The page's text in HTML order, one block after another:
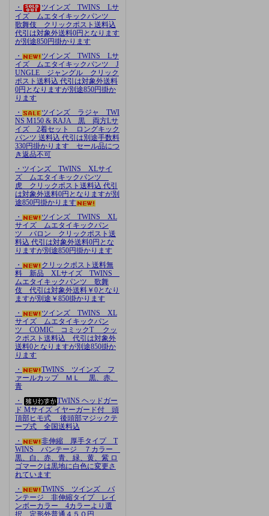
・
ツインズ TWINS Lサ
イズ ムエタイキックパンツ
歌舞伎 クリックポスト送料込
代引は対象外送料0円となります
が別途850円掛かります
・
ツインズ TWINS Lサ
イズ ムエタイキックパンツ J
UNGLE ジャングル クリック
ポスト送料込 代引は対象外送料
0円となりますが別途850円掛か
ります
・
ツインズ ラジャ TWI
NS M150 & RAJA 黒 両方Lサ
イズ 2着セット ロングキック
パンツ 送料込 代引は別途手数料
330円掛かります セール品につ
き返品不可
・ツインズ TWINS XLサイ
ズ ムエタイキックパンツ
虎 クリックポスト送料込 代引
は対象外送料0円となりますが別
途850円掛かります
・
ツインズ TWINS XL
サイズ ムエタイキックパン
ツ バロン クリックポスト送
料込 代引は対象外送料0円とな
りますが別途850円掛かります
・
クリックポスト送料無
料 新品 XLサイズ TWINS
ムエタイキックパンツ 歌舞
伎 代引は対象外送料￥0となり
ますが別途￥850掛かります
・
ツインズ TWINS XL
サイズ ムエタイキックパン
ツ COMIC コミックT クッ
クポスト送料込 代引は対象外
送料0となりますが別途850掛か
ります
・
TWINS ツインズ フ
ァールカップ ＭＬ 黒、赤、
青
・
TWINS ヘッドガー
ド Mサイズ イヤーガード付 頭
頂部ヒモ式 後頭部マジックテ
ープ式 全国送料込
・
非伸縮 厚手タイプ T
WINS バンテージ ７カラー
黒、白、赤、青、緑、黄、紫 ロ
ゴマークは黒地に白色に変更さ
れています
・
TWINS ツインズ バ
ンテージ 非伸縮タイプ レイ
ンボーカラー 4カラーより選